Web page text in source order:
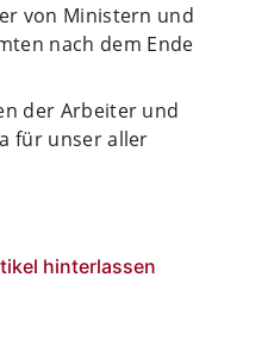
von Ministern und
nach dem Ende
der Arbeiter und
für unser aller
hinterlassen